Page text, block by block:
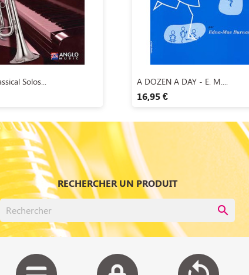
Aperçu rapide
Solos... Aperçu rapide
A DOZEN A DAY - E. M....
16,95 €
RECHERCHER UN PRODUIT
search